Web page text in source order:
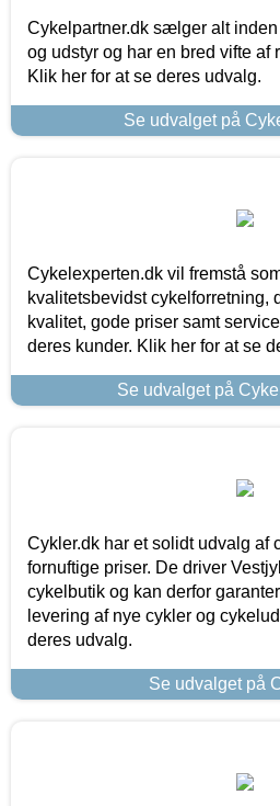
Cykelpartner.dk sælger alt
og udstyr og har en bred vifte af
Klik her for at se deres udvalg.
Se udvalget på
Cykelexperten.dk vil fremstå
kvalitetsbevidst cykelforretning,
kvalitet, gode priser samt
deres kunder. Klik her for at se
Se udvalget på
Cykler.dk har et solidt udvalg af
fornuftige priser. De driver
cykelbutik og kan derfor
levering af nye cykler og
deres udvalg.
Se udvalget på